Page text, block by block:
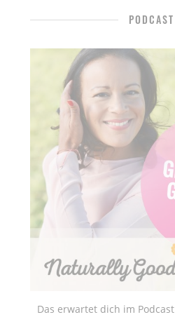
PODCAST
Das erwartet dich im Podcast